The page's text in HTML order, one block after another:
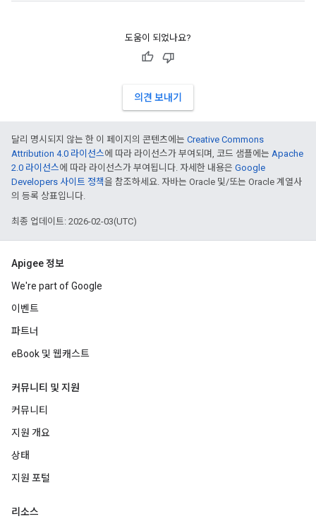
도움이 되었나요?
의견 보내기
달리 명시되지 않는 한 이 페이지의 콘텐츠에는 Creative Commons
Attribution 4.0 라이선스에 따라 라이선스가 부여되며, 코드 샘플에는 Apache
2.0 라이선스에 따라 라이선스가 부여됩니다. 자세한 내용은 Google
Developers 사이트 정책을 참조하세요. 자바는 Oracle 및/또는 Oracle 계열사
의 등록 상표입니다.
최종 업데이트: 2026-02-03(UTC)
Apigee 정보
We're part of Google
이벤트
파트너
eBook 및 웹캐스트
커뮤니티 및 지원
커뮤니티
지원 개요
상태
지원 포털
리소스